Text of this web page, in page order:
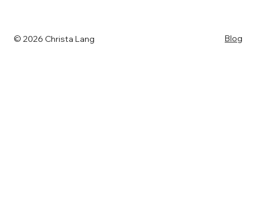
© 2026 Christa Lang Blog